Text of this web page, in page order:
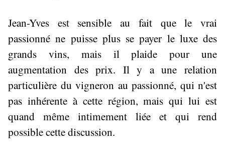
Jean-Yves est sensible au fait que le vrai
passionné ne puisse plus se payer le luxe des
grands vins, mais il plaide pour une
augmentation des prix. Il y a une relation
particulière du vigneron au passionné, qui n'est
pas inhérente à cette région, mais qui lui est
quand même intimement liée et qui rend
possible cette discussion.